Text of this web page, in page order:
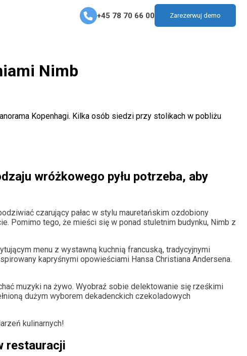
+45 78 70 66 00 Zarezerwuj demo
Nimb
wróżkowego pyłu potrzeba, aby
czarujący pałac w stylu mauretańskim ozdobiony
Pomimo tego, że mieści się w ponad stuletnim budynku, Nimb z
menu z wystawną kuchnią francuską, tradycyjnymi
kapryśnymi opowieściami Hansa Christiana Andersena.
muzyki na żywo. Wyobraź sobie delektowanie się rześkimi
dużym wyborem dekadenckich czekoladowych
kulinarnych!
restauracji